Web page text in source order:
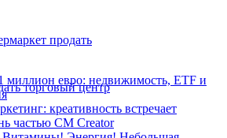
продать
торговый центр
миллион евро: недвижимость, ETF и
креативность встречает
частью CM Creator